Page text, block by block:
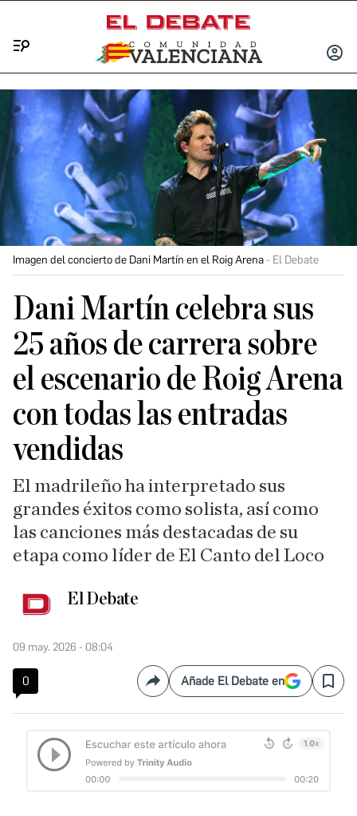
INICIAR
Imagen del concierto de Dani Martín en el Roig Arena El Debate
Dani Martín celebra sus
25 años de carrera sobre
el escenario de Roig Arena
con todas las entradas
vendidas
El madrileño ha interpretado sus
grandes éxitos como solista, así como
las canciones más destacadas de su
etapa como líder de El Canto del Loco
El Debate
09 may. 2026 - 08:04
0 CompartirAñade El Debate en Save